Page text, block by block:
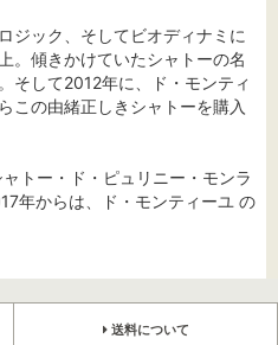
ジック、そしてビオディナミに
。傾きかけていたシャトーの名
そして2012年に、ド・モンティ
この由緒正しきシャトーを購入
トー・ド・ピュリニー・モンラ
年からは、ド・モンティーユ の
送料について